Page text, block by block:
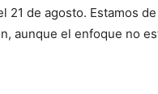
21 de agosto. Estamos
aunque el enfoque no